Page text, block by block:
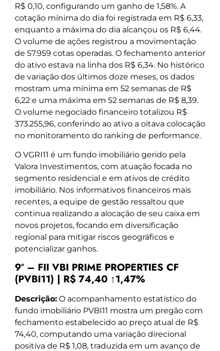
R$ 0,10, configurando um ganho de 1,58%. A
cotação mínima do dia foi registrada em R$ 6,33,
enquanto a máxima do dia alcançou os R$ 6,44.
O volume de ações registrou a movimentação
de 57.959 cotas operadas. O fechamento anterior
do ativo estava na linha dos R$ 6,34. No histórico
de variação dos últimos doze meses, os dados
mostram uma mínima em 52 semanas de R$
6,22 e uma máxima em 52 semanas de R$ 8,39.
O volume negociado financeiro totalizou R$
373.255,96, conferindo ao ativo a oitava colocação
no monitoramento do ranking de performance.
O VGRI11 é um fundo imobiliário gerido pela
Valora Investimentos, com atuação focada no
segmento residencial e em ativos de crédito
imobiliário. Nos informativos financeiros mais
recentes, a equipe de gestão ressaltou que
continua realizando a alocação de seu caixa em
novos projetos, focando em diversificação
regional para mitigar riscos geográficos e
potencializar ganhos.
9º – FII VBI PRIME PROPERTIES CF
(PVBI11) | R$ 74,40 ↑1,47%
Descrição: O acompanhamento estatístico do
fundo imobiliário PVBI11 mostra um pregão com
fechamento estabelecido ao preço atual de R$
74,40, computando uma variação direcional
positiva de R$ 1,08, traduzida em um avanço de